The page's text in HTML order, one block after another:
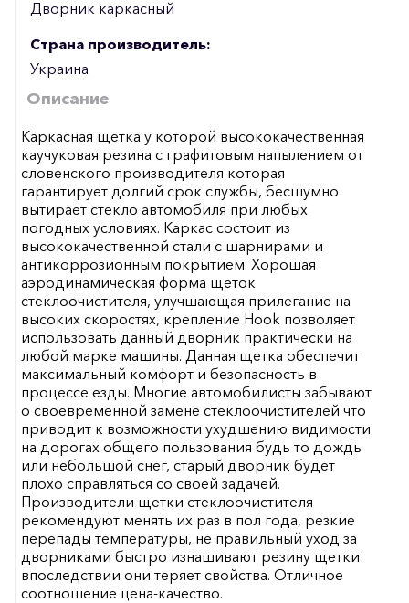
Дворник каркасный
Страна производитель:
Украина
Описание
Каркасная щетка у которой высококачественная
каучуковая резина с графитовым напылением от
словенского производителя которая
гарантирует долгий срок службы, бесшумно
вытирает стекло автомобиля при любых
погодных условиях. Каркас состоит из
высококачественной стали с шарнирами и
антикоррозионным покрытием. Хорошая
аэродинамическая форма щеток
стеклоочистителя, улучшающая прилегание на
высоких скоростях, крепление Hook позволяет
использовать данный дворник практически на
любой марке машины. Данная щетка обеспечит
максимальный комфорт и безопасность в
процессе езды. Многие автомобилисты забывают
о своевременной замене стеклоочистителей что
приводит к возможности ухудшению видимости
на дорогах общего пользования будь то дождь
или небольшой снег, старый дворник будет
плохо справляться со своей задачей.
Производители щетки стеклоочистителя
рекомендуют менять их раз в пол года, резкие
перепады температуры, не правильный уход за
дворниками быстро изнашивают резину щетки
впоследствии они теряет свойства. Отличное
соотношение цена-качество.